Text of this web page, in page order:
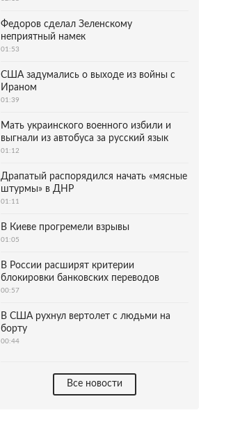
Федоров сделал Зеленскому
неприятный намек
01:53
США задумались о выходе из войны с
Ираном
01:39
Мать украинского военного избили и
выгнали из автобуса за русский язык
01:12
Драпатый распорядился начать «мясные
штурмы» в ДНР
01:11
В Киеве прогремели взрывы
01:05
В России расширят критерии
блокировки банковских переводов
00:57
В США рухнул вертолет с людьми на
борту
00:44
Все новости